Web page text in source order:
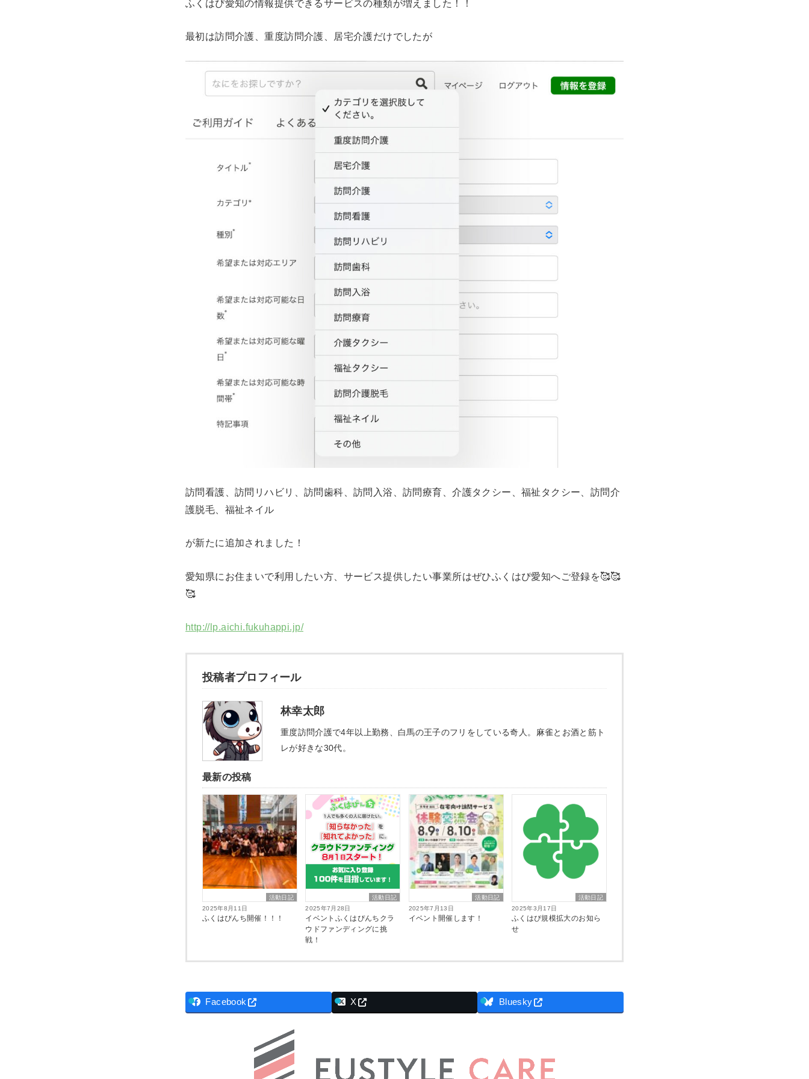
ふくはぴ愛知の情報提供できるサービスの種類が増えました！！
最初は訪問介護、重度訪問介護、居宅介護だけでしたが
訪問看護、訪問リハビリ、訪問歯科、訪問入浴、訪問療育、介護タクシー、福祉タクシー、訪問介
護脱毛、福祉ネイル
が新たに追加されました！
愛知県にお住まいで利用したい方、サービス提供したい事業所はぜひふくはぴ愛知へご登録を🥰🥰
🥰
http://lp.aichi.fukuhappi.jp/
投稿者プロフィール
林幸太郎
重度訪問介護で4年以上勤務、白馬の王子のフリをしている奇人。麻雀とお酒と筋ト
レが好きな30代。
最新の投稿
活動日記
2025年8月11日
ふくはぴんち開催！！！
活動日記
2025年7月28日
イベントふくはぴんちクラ
ウドファンディングに挑
戦！
活動日記
2025年7月13日
イベント開催します！
活動日記
2025年3月17日
ふくはぴ規模拡大のお知ら
せ
Facebook X Bluesky